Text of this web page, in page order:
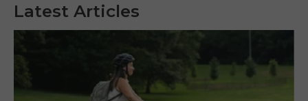
Latest Articles